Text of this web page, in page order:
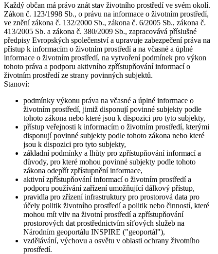
Každý občan má právo znát stav životního prostředí ve svém okolí.
Zákon č. 123/1998 Sb., o právu na informace o životním prostředí,
ve znění zákona č. 132/2000 Sb., zákona č. 6/2005 Sb., zákona č.
413/2005 Sb. a zákona č. 380/2009 Sb., zapracovává příslušné
předpisy Evropských společenství a upravuje zabezpečení práva na
přístup k informacím o životním prostředí a na včasné a úplné
informace o životním prostředí, na vytvoření podmínek pro výkon
tohoto práva a podporu aktivního zpřístupňování informací o
životním prostředí ze strany povinných subjektů.
Stanoví:
podmínky výkonu práva na včasné a úplné informace o
životním prostředí, jimiž disponují povinné subjekty podle
tohoto zákona nebo které jsou k dispozici pro tyto subjekty,
přístup veřejnosti k informacím o životním prostředí, kterými
disponují povinné subjekty podle tohoto zákona nebo které
jsou k dispozici pro tyto subjekty,
základní podmínky a lhůty pro zpřístupňování informací a
důvody, pro které mohou povinné subjekty podle tohoto
zákona odepřít zpřístupnění informace,
aktivní zpřístupňování informací o životním prostředí a
podporu používání zařízení umožňující dálkový přístup,
pravidla pro zřízení infrastruktury pro prostorová data pro
účely politik životního prostředí a politik nebo činností, které
mohou mít vliv na životní prostředí a zpřístupňování
prostorových dat prostřednictvím síťových služeb na
Národním geoportálu INSPIRE ("geoportál"),
vzdělávání, výchovu a osvětu v oblasti ochrany životního
prostředí.